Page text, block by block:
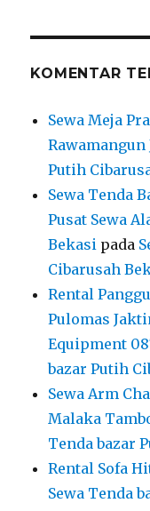
KOMENTAR
Sewa Meja
Putih
Sewa Tenda
Pusat Sewa
Bekasi pada
Cibarusah
Rental
Pulomas
Equipment
bazar Putih
Sewa Arm
Malaka
Tenda bazar
Rental Sofa
Sewa Tenda